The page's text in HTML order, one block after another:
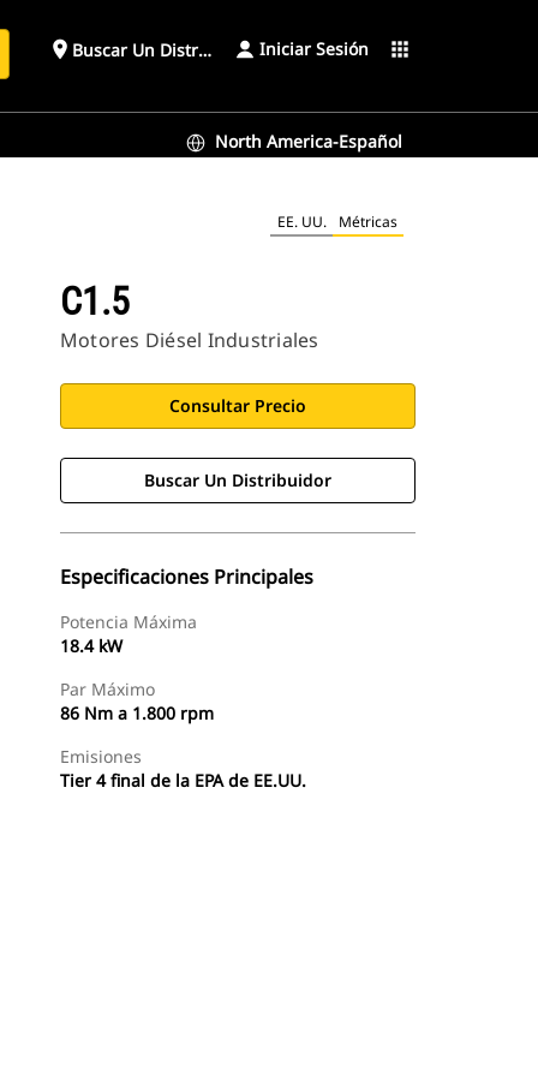
place Buscar Un Distribuidor Iniciar Sesión apps
North America-Español
EE. UU. Métricas
C1.5
Motores Diésel Industriales
Consultar Precio
Buscar Un Distribuidor
Especificaciones Principales
Potencia Máxima
18.4 kW
Par Máximo
86 Nm a 1.800 rpm
Emisiones
Tier 4 final de la EPA de EE.UU.